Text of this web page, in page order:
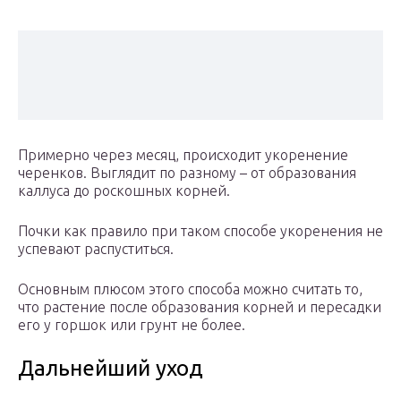
Примерно через месяц, происходит укоренение
черенков. Выглядит по разному – от образования
каллуса до роскошных корней.
Почки как правило при таком способе укоренения не
успевают распуститься.
Основным плюсом этого способа можно считать то,
что растение после образования корней и пересадки
его у горшок или грунт не более.
Дальнейший уход